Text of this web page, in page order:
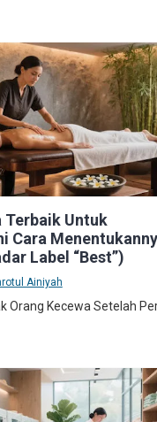
Terbaik Untuk
Cara
Label “Best”)
Ainiyah
Orang Kecewa Setelah